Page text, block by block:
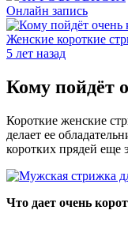
Онлайн запись
Женские короткие
5 лет назад
Кому пойдёт
Короткие женские
делает ее
коротких прядей еще
Что дает очень